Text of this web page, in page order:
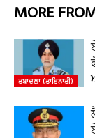
MORE
ਤਬਾਦਲਾ (ਤਾਇਨਾਤੀ)